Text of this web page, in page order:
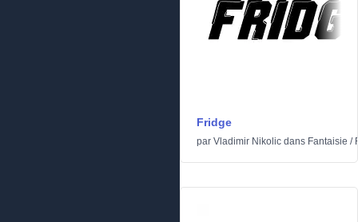
Fridge
par Vladimir Nikolic dans Fantaisie /